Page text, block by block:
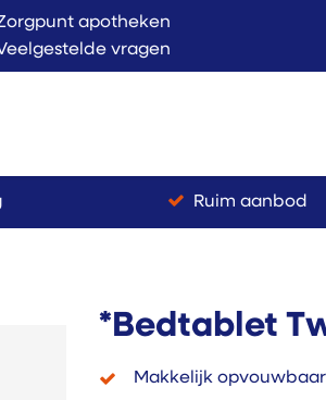
apotheken
vragen
Ruim aanbod
*Bedtablet
Makkelijk opvouwbaar